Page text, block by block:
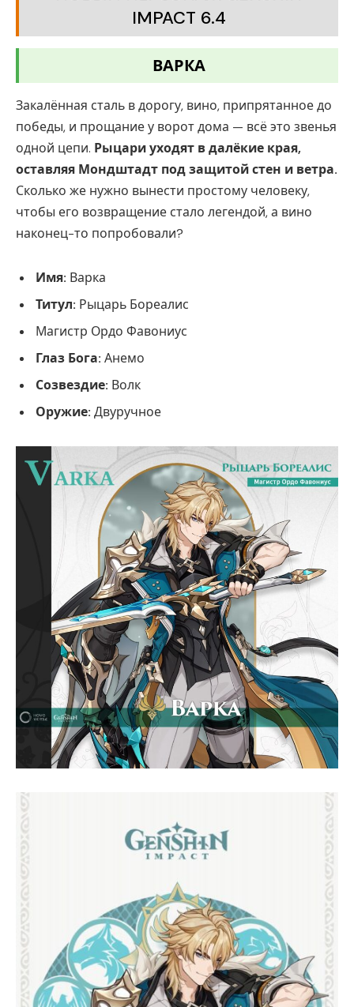
IMPACT 6.4
ВАРКА
Закалённая сталь в дорогу, вино, припрятанное до
победы, и прощание у ворот дома — всё это звенья
одной цепи. Рыцари уходят в далёкие края,
оставляя Мондштадт под защитой стен и ветра.
Сколько же нужно вынести простому человеку,
чтобы его возвращение стало легендой, а вино
наконец-то попробовали?
Имя: Варка
Титул: Рыцарь Бореалис
Магистр Ордо Фавониус
Глаз Бога: Анемо
Созвездие: Волк
Оружие: Двуручное